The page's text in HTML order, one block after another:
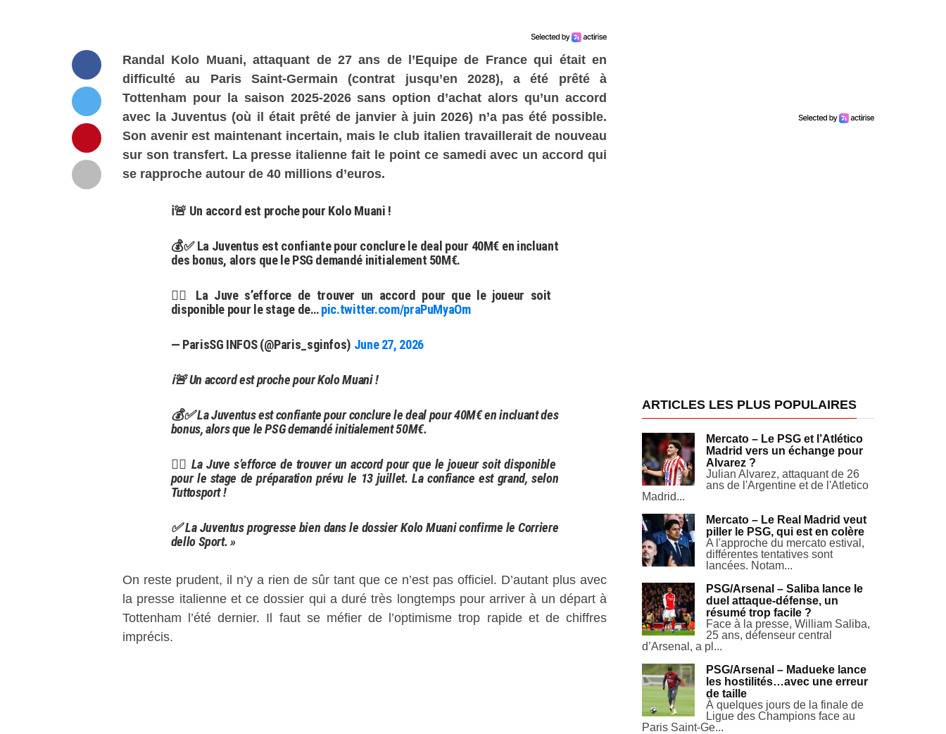
Randal Kolo Muani, attaquant de 27 ans de l’Equipe de France qui était en
difficulté au Paris Saint-Germain (contrat jusqu’en 2028), a été prêté à
Tottenham pour la saison 2025-2026 sans option d’achat alors qu’un accord
avec la Juventus (où il était prêté de janvier à juin 2026) n’a pas été possible.
Son avenir est maintenant incertain, mais le club italien travaillerait de nouveau
sur son transfert. La presse italienne fait le point ce samedi avec un accord qui
se rapproche autour de 40 millions d’euros.
ℹ️🚨 Un accord est proche pour Kolo Muani !
💰✅️ La Juventus est confiante pour conclure le deal pour 40M€ en incluant
des bonus, alors que le PSG demandé initialement 50M€.
🕵‍♂️ La Juve s’efforce de trouver un accord pour que le joueur soit
disponible pour le stage de…pic.twitter.com/praPuMyaOm
— ParisSG INFOS (@Paris_sginfos) June 27, 2026
ℹ️🚨 Un accord est proche pour Kolo Muani !
💰✅ La Juventus est confiante pour conclure le deal pour 40M€ en incluant des
bonus, alors que le PSG demandé initialement 50M€.
🕵‍♂️ La Juve s’efforce de trouver un accord pour que le joueur soit disponible
pour le stage de préparation prévu le 13 juillet. La confiance est grand, selon
Tuttosport !
✅ La Juventus progresse bien dans le dossier Kolo Muani confirme le Corriere
dello Sport. »
On reste prudent, il n’y a rien de sûr tant que ce n’est pas officiel. D’autant plus avec
la presse italienne et ce dossier qui a duré très longtemps pour arriver à un départ à
Tottenham l’été dernier. Il faut se méfier de l’optimisme trop rapide et de chiffres
imprécis.
ARTICLES LES PLUS POPULAIRES
Mercato – Le PSG et l’Atlético
Madrid vers un échange pour
Alvarez ?
Julian Alvarez, attaquant de 26
ans de l'Argentine et de l'Atletico
Madrid...
Mercato – Le Real Madrid veut
piller le PSG, qui est en colère
A l'approche du mercato estival,
différentes tentatives sont
lancées. Notam...
PSG/Arsenal – Saliba lance le
duel attaque-défense, un
résumé trop facile ?
Face à la presse, William Saliba,
25 ans, défenseur central
d’Arsenal, a pl...
PSG/Arsenal – Madueke lance
les hostilités…avec une erreur
de taille
À quelques jours de la finale de
Ligue des Champions face au
Paris Saint-Ge...